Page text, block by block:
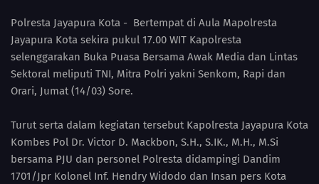
Polresta Jayapura Kota - Bertempat di Aula Mapolresta
Jayapura Kota sekira pukul 17.00 WIT Kapolresta
selenggarakan Buka Puasa Bersama Awak Media dan Lintas
Sektoral meliputi TNI, Mitra Polri yakni Senkom, Rapi dan
Orari, Jumat (14/03) Sore.
Turut serta dalam kegiatan tersebut Kapolresta Jayapura Kota
Kombes Pol Dr. Victor D. Mackbon, S.H., S.IK., M.H., M.Si
bersama PJU dan personel Polresta didampingi Dandim
1701/Jpr Kolonel Inf. Hendry Widodo dan Insan pers Kota